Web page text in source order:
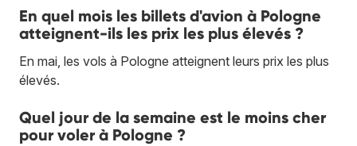
En quel mois les billets d'avion à Pologne
atteignent-ils les prix les plus élevés ?
En mai, les vols à Pologne atteignent leurs prix les plus
élevés.
Quel jour de la semaine est le moins cher
pour voler à Pologne ?